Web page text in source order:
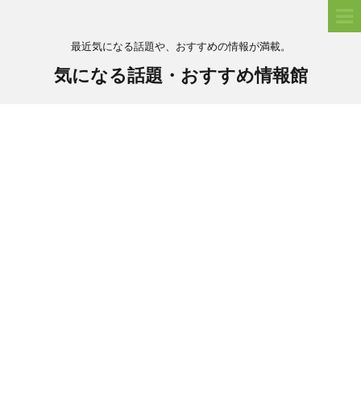
最近気になる話題や、おすすめの情報が満載。
気になる話題・おすすめ情報館